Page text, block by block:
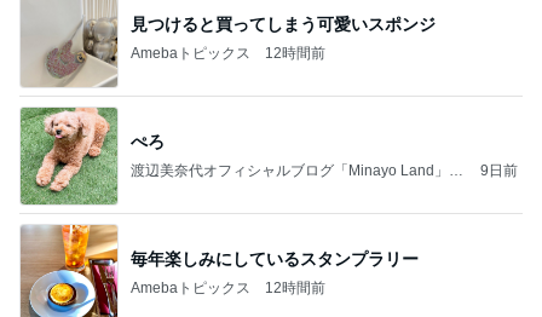
見つけると買ってしまう可愛いスポンジ
Amebaトピックス 12時間前
ぺろ
渡辺美奈代オフィシャルブログ「Minayo Land」P
9日前
毎年楽しみにしているスタンプラリー
Amebaトピックス 12時間前